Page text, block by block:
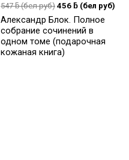
547ƃ(бел руб) 456 ƃ (бел руб)
Александр Блок. Полное
собрание сочинений в
одном томе (подарочная
кожаная книга)